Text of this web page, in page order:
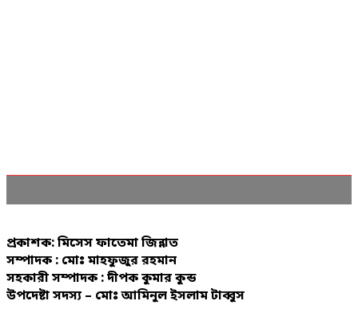
প্রকাশক: মিসেস ফাতেমা জিন্নাত
সম্পাদক : মোঃ মাহফুজুর রহমান
সহকারী সম্পাদক : দীপক কুমার কুন্ড
উপদেষ্টা সদস্য – মোঃ আমিনুল ইসলাম টাব্বুস